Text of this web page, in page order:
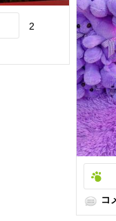
2
コ